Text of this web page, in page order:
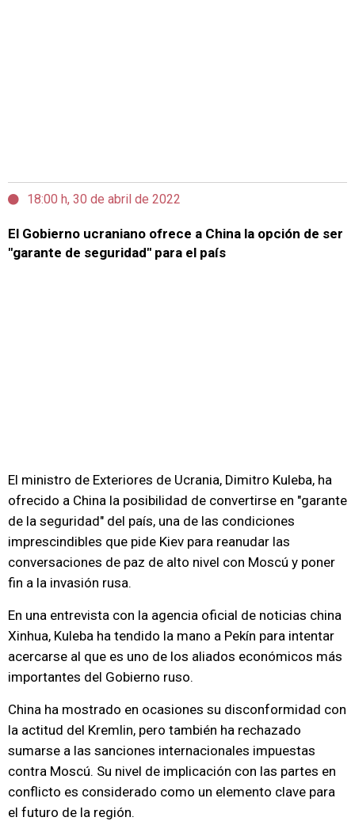
18:00 h, 30 de abril de 2022
El Gobierno ucraniano ofrece a China la opción de ser
"garante de seguridad" para el país
El ministro de Exteriores de Ucrania, Dimitro Kuleba, ha
ofrecido a China la posibilidad de convertirse en "garante
de la seguridad" del país, una de las condiciones
imprescindibles que pide Kiev para reanudar las
conversaciones de paz de alto nivel con Moscú y poner
fin a la invasión rusa.
En una entrevista con la agencia oficial de noticias china
Xinhua, Kuleba ha tendido la mano a Pekín para intentar
acercarse al que es uno de los aliados económicos más
importantes del Gobierno ruso.
China ha mostrado en ocasiones su disconformidad con
la actitud del Kremlin, pero también ha rechazado
sumarse a las sanciones internacionales impuestas
contra Moscú. Su nivel de implicación con las partes en
conflicto es considerado como un elemento clave para
el futuro de la región.